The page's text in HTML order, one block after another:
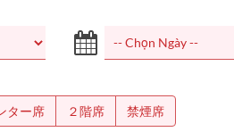
ター席 ２階席 禁煙席